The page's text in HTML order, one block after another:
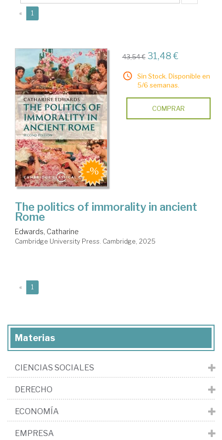
« 1
43,54 € 31,48 €
Sin Stock. Disponible en
5/6 semanas.
COMPRAR
The politics of immorality in ancient
Rome
Edwards, Catharine
Cambridge University Press. Cambridge, 2025
« 1
Materias
CIENCIAS SOCIALES
DERECHO
ECONOMÍA
EMPRESA